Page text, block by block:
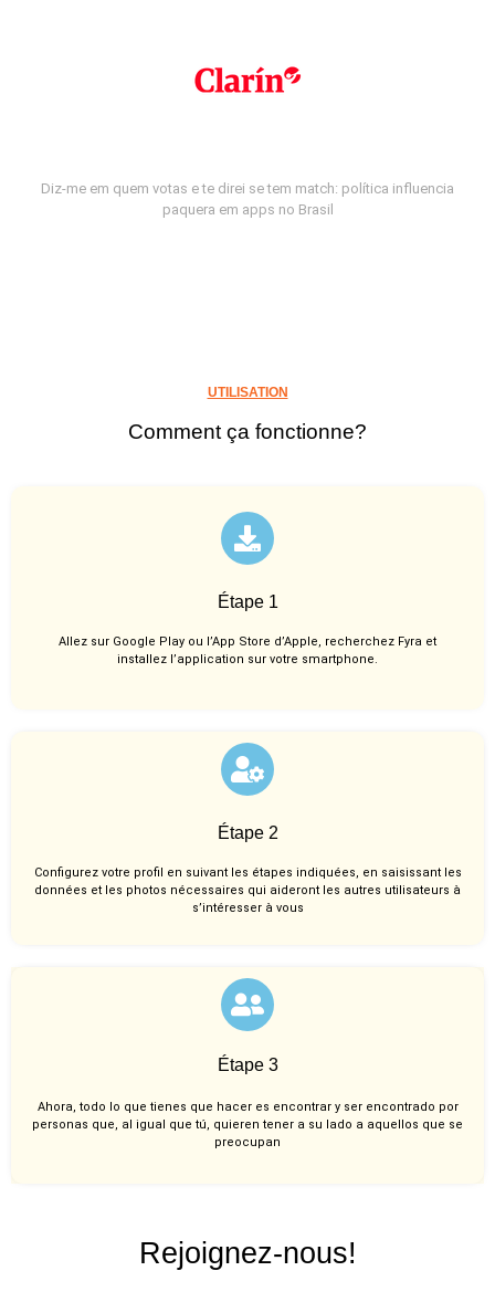
Diz-me em quem votas e te direi se tem match: política influencia
paquera em apps no Brasil
UTILISATION
Comment ça fonctionne?
Étape 1
Allez sur Google Play ou l’App Store d’Apple, recherchez Fyra et
installez l’application sur votre smartphone.
Étape 2
Configurez votre profil en suivant les étapes indiquées, en saisissant les
données et les photos nécessaires qui aideront les autres utilisateurs à
s’intéresser à vous
Étape 3
Ahora, todo lo que tienes que hacer es encontrar y ser encontrado por
personas que, al igual que tú, quieren tener a su lado a aquellos que se
preocupan
Rejoignez-nous!